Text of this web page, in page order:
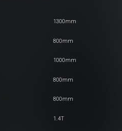
1300mm
800mm
1000mm
800mm
800mm
1.4T